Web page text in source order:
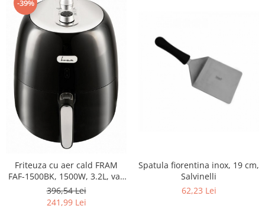
-39%
Friteuza cu aer cald FRAM
FAF-1500BK, 1500W, 3.2L, vas
detasabil anti-adeziv,
termostat reglabil 80-200˚C,
396,54 Lei
241,99 Lei
Spatula fiorentina inox, 19 cm,
Salvinelli
62,23 Lei